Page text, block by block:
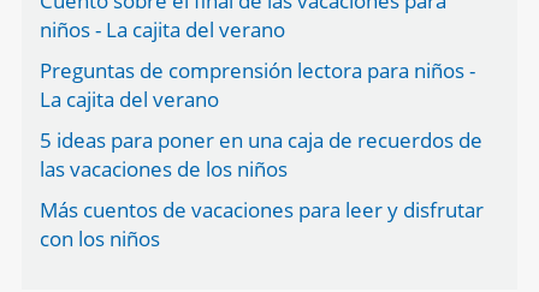
niños - La cajita del verano
Preguntas de comprensión lectora para niños -
La cajita del verano
5 ideas para poner en una caja de recuerdos de
las vacaciones de los niños
Más cuentos de vacaciones para leer y disfrutar
con los niños